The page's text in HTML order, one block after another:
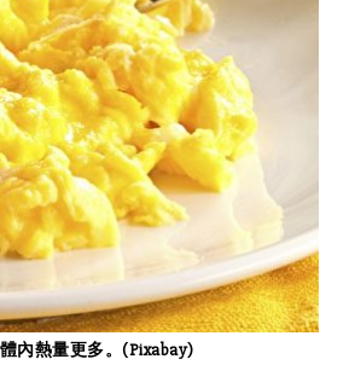
內熱量更多。(Pixabay)